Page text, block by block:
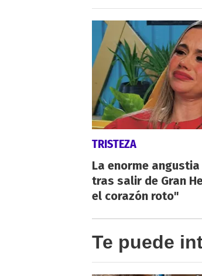
TRISTEZA
La enorme angustia
tras salir de Gran
el corazón roto"
Te puede